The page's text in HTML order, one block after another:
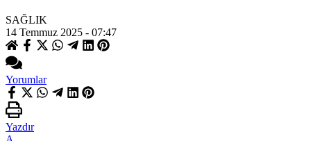
SAĞLIK
14 Temmuz 2025 - 07:47
Yorumlar
Yazdır